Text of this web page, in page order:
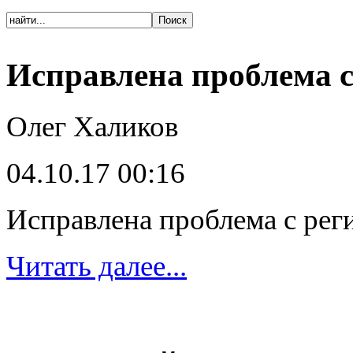
Исправлена проблема
Олег Халиков
04.10.17 00:16
Исправлена проблема с
Читать далее...